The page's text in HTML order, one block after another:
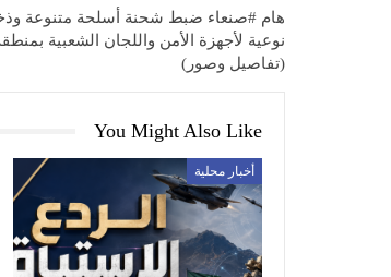
هام #صنعاء ضبط شحنة أسلحة متنوعة
نوعية لأجهزة الأمن واللجان الشعبية
(تفاصيل وصور)
You Might Also Like
أخبار محلية